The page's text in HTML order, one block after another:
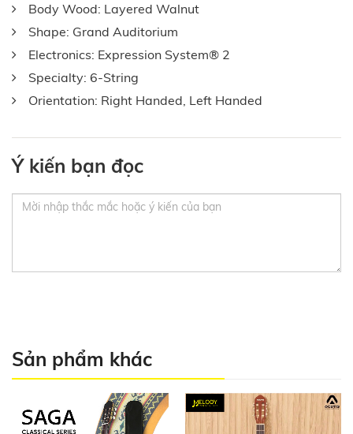
Body Wood: Layered Walnut
Shape: Grand Auditorium
Electronics: Expression System® 2
Specialty: 6-String
Orientation: Right Handed, Left Handed
Ý kiến bạn đọc
Sản phẩm khác